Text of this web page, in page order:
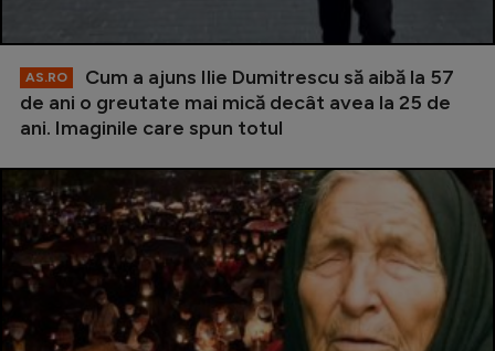
AS.RO
Cum a ajuns Ilie Dumitrescu să aibă la 57
de ani o greutate mai mică decât avea la 25 de
ani. Imaginile care spun totul